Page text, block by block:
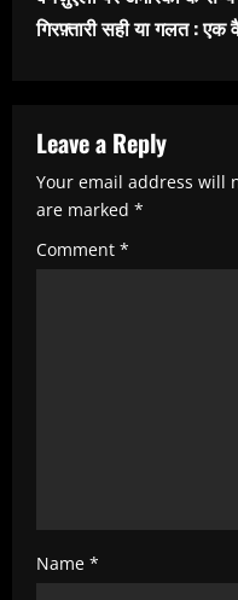
n
R
e
a
d
गिरफ़्तारी सही या गलत : एक
Leave a Reply
Your email address will
are marked *
Comment *
Name *